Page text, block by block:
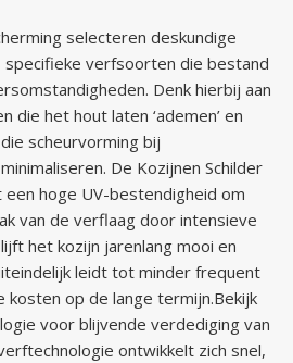
selecteren deskundige
specifieke verfsoorten die bestand
Denk hierbij aan
die het hout laten ‘ademen’ en
scheurvorming bij
De Kozijnen Schilder
hoge UV-bestendigheid om
van de verflaag door intensieve
het kozijn jarenlang mooi en
leidt tot minder frequent
kosten op de lange termijn.Bekijk
voor blijvende verdediging van
ontwikkelt zich snel,